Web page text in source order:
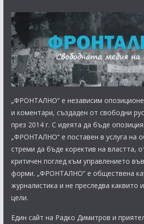
„ФРОНТАЛНО“ е независим
и коментари, създаден от свободни
през 2014 г. С идеята да бъде
„ФРОНТАЛНО“ е поставен в услуга на
стреми да бъде коректив на властта,
критичен поглед към управлението
форми. „ФРОНТАЛНО“ е обществена
журналистика и не преследва каквито
цели.
Един сайт на Радко Димитров и